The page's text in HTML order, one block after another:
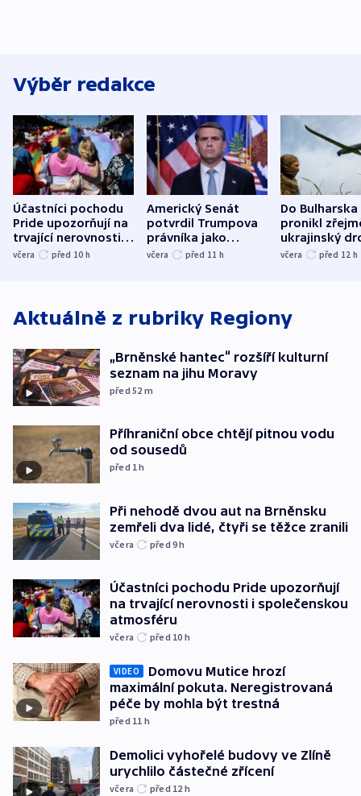
Výběr redakce
Účastníci pochodu
Pride upozorňují na
trvající nerovnosti i
společenskou
včera před 10 h
Americký Senát
potvrdil Trumpova
právníka jako
ministra
včera před 11 h
Do Bulharska
pronikl
ukrajinský
explodoval
včera před 12 h
Aktuálně z rubriky Regiony
„Brněnské hantec“ rozšíří kulturní
seznam na jihu Moravy
před 52 m
Příhraniční obce chtějí pitnou vodu
od sousedů
před 1h
Při nehodě dvou aut na Brněnsku
zemřeli dva lidé, čtyři se těžce zranili
včera před 9h
Účastníci pochodu Pride upozorňují
na trvající nerovnosti i společenskou
atmosféru
včera před 10 h
VIDEO
Domovu Mutice hrozí
maximální pokuta. Neregistrovaná
péče by mohla být trestná
před 11 h
Demolici vyhořelé budovy ve Zlíně
urychlilo částečné zřícení
včera před 12 h